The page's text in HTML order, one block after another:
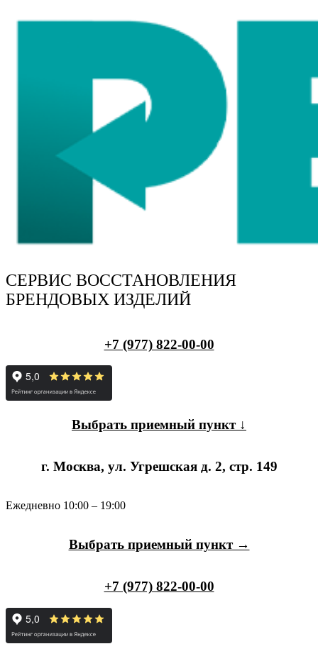
СЕРВИС ВОССТАНОВЛЕНИЯ
БРЕНДОВЫХ ИЗДЕЛИЙ
+7 (977) 822-00-00
Выбрать приемный пункт ↓
г. Москва, ул. Угрешская д. 2, стр. 149
Ежедневно 10:00 – 19:00
Выбрать приемный пункт →
+7 (977) 822-00-00